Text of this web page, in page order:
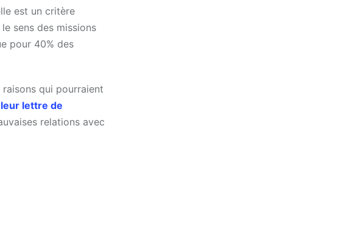
est un critère
sens des missions
pour 40% des
qui pourraient
lettre de
relations avec